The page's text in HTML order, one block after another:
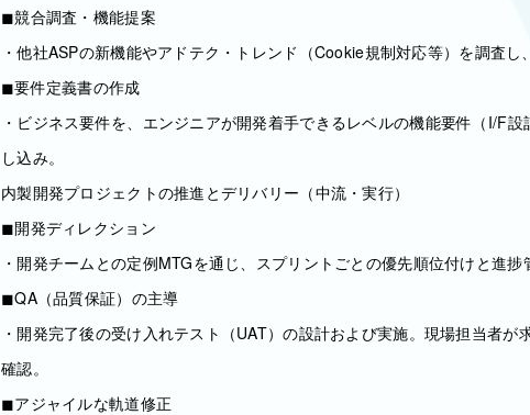
◼︎競合調査・機能提案
・他社ASPの新機能やアドテク・トレンド（Cookie規制対応等）を調査し
◼︎要件定義書の作成
・ビジネス要件を、エンジニアが開発着手できるレベルの機能要件（I/F
し込み。
内製開発プロジェクトの推進とデリバリー（中流・実行）
◼︎開発ディレクション
・開発チームとの定例MTGを通じ、スプリントごとの優先順位付けと進捗
◼︎QA（品質保証）の主導
・開発完了後の受け入れテスト（UAT）の設計および実施。現場担当者
確認。
◼︎アジャイルな軌道修正